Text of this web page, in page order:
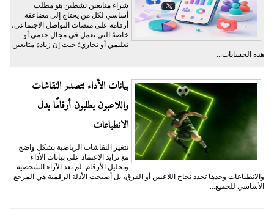
شراء متابعين نشطين هو مطلب
أساسي لكل من يحتاج إلى مضاعفة
أرقامه على منصات التواصل الاجتماعي،
خاصةً التي تعمل في مجال خدمي أو
تعليمي أو تجاري؛ حيث إن زيادة متابعين
هذه الحسابات...
بيانات الأداء تتصدر النقاشات
واللاعبون يطلبون أرقامًا بدل
الانطباعات
تتغير النقاشات الرياضية بشكل واضح
مع تزايد الاعتماد على بيانات الأداء
وتحليل الأرقام. لم تعد الآراء الشخصية
والانطباعات وحدها تحدد نجاح اللاعبين أو الفرق، بل أصبحت الأدلة الرقمية هي المرجع
الأساسي للجميع....